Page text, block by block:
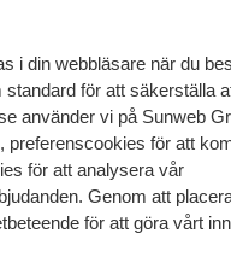
i din webbläsare när du
för att säkerställa
använder vi på Sunweb
för att
för att analysera vår
Genom att
för att göra vårt
produkt. Mer om